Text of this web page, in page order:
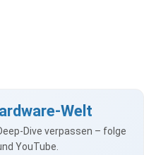
Welt
Dive verpassen – folge
YouTube.